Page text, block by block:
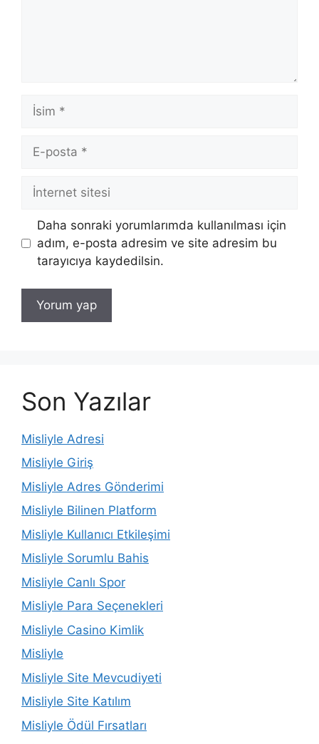
İsim
posta
İnternet
Daha sonraki yorumlarımda kullanılması için
adım, e-posta adresim ve site adresim bu
tarayıcıya kaydedilsin.
Son Yazılar
Misliyle Adresi
Misliyle Giriş
Misliyle Adres Gönderimi
Misliyle Bilinen Platform
Misliyle Kullanıcı Etkileşimi
Misliyle Sorumlu Bahis
Misliyle Canlı Spor
Misliyle Para Seçenekleri
Misliyle Casino Kimlik
Misliyle
Misliyle Site Mevcudiyeti
Misliyle Site Katılım
Misliyle Ödül Fırsatları